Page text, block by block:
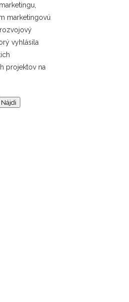
marketingovú
vyhlásila
projektov na